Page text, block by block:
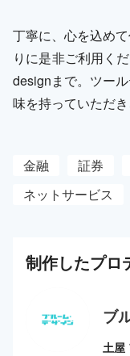
丁寧に、心を込め
りに是非ご利用く
designまで。ツー
味を持っていただ
金融 証券
ネットサービス
制作したプロ
ブ
土屋